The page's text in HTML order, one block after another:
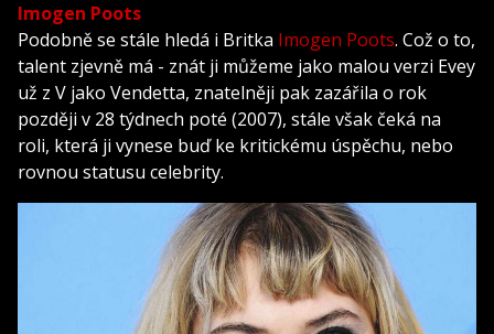
Imogen Poots
Podobně se stále hledá i Britka Imogen Poots. Což o to,
talent zjevně má - znát ji můžeme jako malou verzi Evey
už z V jako Vendetta, znatelněji pak zazářila o rok
později v 28 týdnech poté (2007), stále však čeká na
roli, která ji vynese buď ke kritickému úspěchu, nebo
rovnou statusu celebrity.